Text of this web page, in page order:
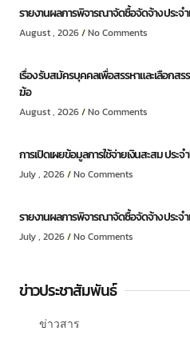
รายงานผลการพิจารณาจัดซื้อจัดจ้าง ประ
August , 2026 No Comments
เรื่อง รับสมัครบุคคลเพื่อสรรหาและเลือกส
ฆ้อ
August , 2026 No Comments
การเปิดเผยข้อมูลการใช้จ่ายเงินสะสม ปร
July , 2026 No Comments
รายงานผลการพิจารณาจัดซื้อจัดจ้าง ประ
July , 2026 No Comments
ข่าวประชาสัมพันธ์
ข่าวสาร